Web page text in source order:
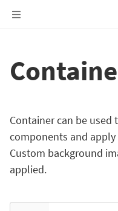
Container can be
components and
Custom background
applied.